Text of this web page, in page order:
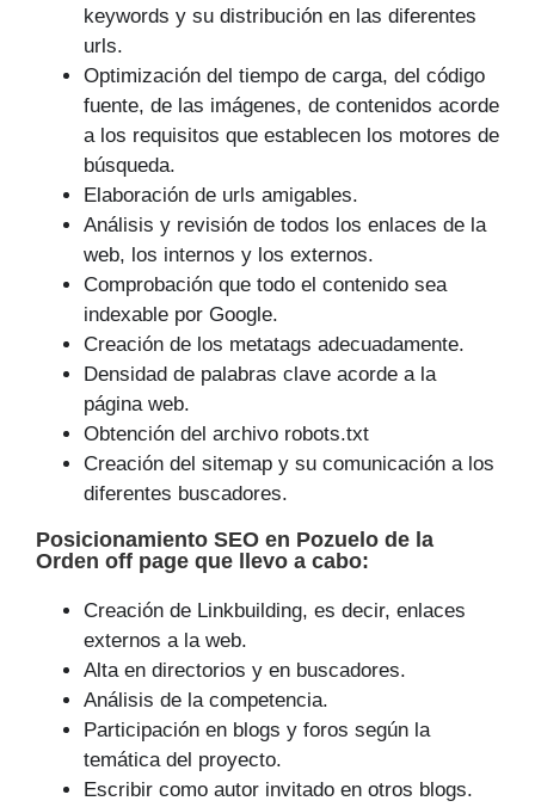
keywords y su distribución en las diferentes
urls.
Optimización del tiempo de carga, del código
fuente, de las imágenes, de contenidos acorde
a los requisitos que establecen los motores de
búsqueda.
Elaboración de urls amigables.
Análisis y revisión de todos los enlaces de la
web, los internos y los externos.
Comprobación que todo el contenido sea
indexable por Google.
Creación de los metatags adecuadamente.
Densidad de palabras clave acorde a la
página web.
Obtención del archivo robots.txt
Creación del sitemap y su comunicación a los
diferentes buscadores.
Posicionamiento SEO en Pozuelo de la
Orden off page que
llevo a cabo:
Creación de Linkbuilding, es decir, enlaces
externos a la web.
Alta en directorios y en buscadores.
Análisis de la competencia.
Participación en blogs y foros según la
temática del proyecto.
Escribir como autor invitado en otros blogs.